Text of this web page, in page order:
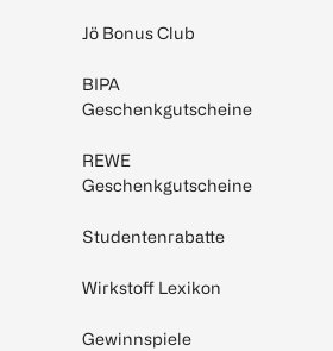
Jö Bonus Club
BIPA
Geschenkgutscheine
REWE
Geschenkgutscheine
Studentenrabatte
Wirkstoff Lexikon
Gewinnspiele